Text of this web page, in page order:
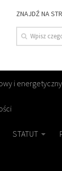
ZNAJDŹ NA
i energetyczny
STATUT